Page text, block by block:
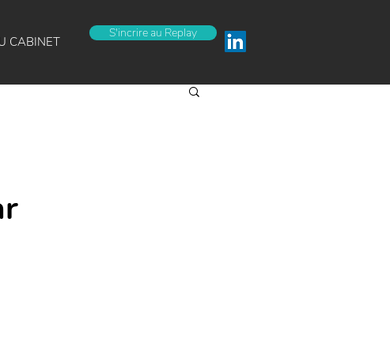
CABINET
S'incrire au Replay